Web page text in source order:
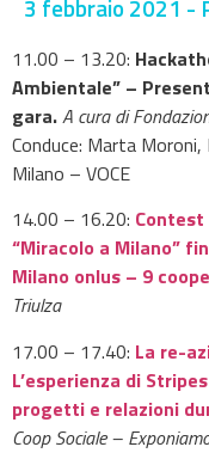
3 febbraio 2021 -
11.00 – 13.20:
Ambientale” –
gara.A cura di
Conduce: Marta Moroni,
Milano – VOCE
14.00 – 16.20:
“Miracolo a Milano”
Milano onlus – 9
Triulza
17.00 – 17.40: La re-
L’esperienza di
progetti e relazioni
Coop Sociale –